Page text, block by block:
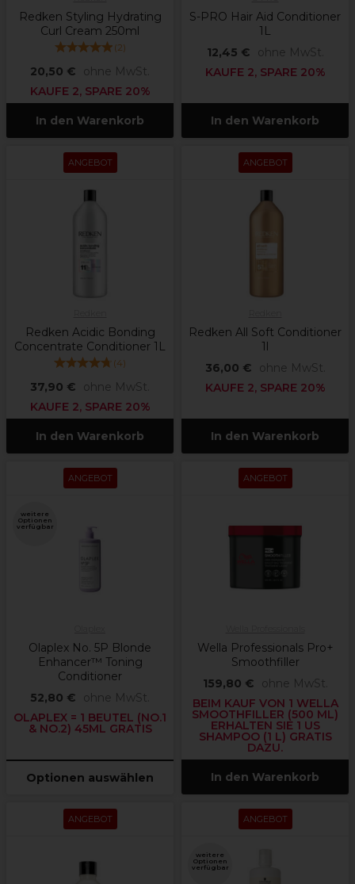
Redken Styling Hydrating
Curl Cream 250ml
(2)
20,50 €
ohne MwSt.
KAUFE 2, SPARE 20%
In den Warenkorb
S-PRO Hair Aid Conditioner
1L
12,45 €
ohne MwSt.
KAUFE 2, SPARE 20%
In den Warenkorb
ANGEBOT
Redken Acidic Bonding
Concentrate Conditioner 1L
(4)
37,90 €
ohne MwSt.
KAUFE 2, SPARE 20%
In den Warenkorb
ANGEBOT
Redken All Soft Conditioner
1l
36,00 €
ohne MwSt.
KAUFE 2, SPARE 20%
In den Warenkorb
ANGEBOT
weitere
Optionen
verfügbar
Olaplex No. 5P Blonde
Enhancer™ Toning
Conditioner
52,80 €
ohne MwSt.
OLAPLEX = 1 BEUTEL (NO.1
& NO.2) 45ML GRATIS
Optionen auswählen
ANGEBOT
Wella Professionals Pro+
Smoothfiller
159,80 €
ohne MwSt.
BEIM KAUF VON 1 WELLA
SMOOTHFILLER (500 ML)
ERHALTEN SIE 1 US
SHAMPOO (1 L) GRATIS
DAZU.
In den Warenkorb
ANGEBOT ANGEBOT
weitere
Optionen
verfügbar